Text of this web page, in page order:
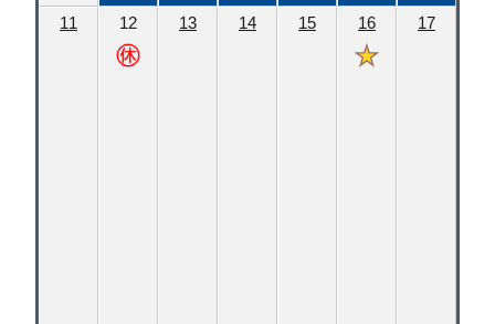
11
12 13 14 15 16 17